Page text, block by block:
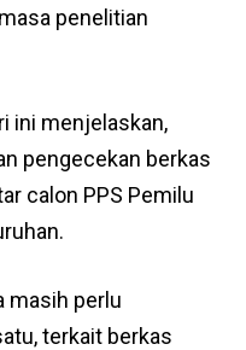
penelitian
ini menjelaskan,
pengecekan berkas
calon PPS Pemilu
masih perlu
terkait berkas